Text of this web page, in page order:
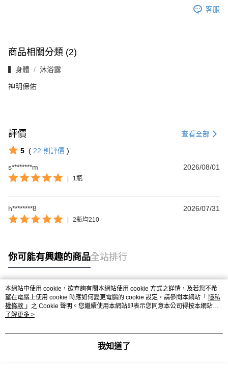
客服
商品相關分類 (2)
▍身體 沐浴露
神明保佑
評價 查看全部
5 ( 22 則評價 )
s********m
2026/08/01
1瓶
h********8 2026/07/31
2瓶均210
你可能有興趣的商品全站排行
熱門標籤
本網站中使用 cookie，欲查詢有關本網站使用 cookie 方式之詳情，及若您不希
望在電腦上使用 cookie 時應如何變更電腦的 cookie 設定，請參閱本網站「 隱私
權條款 」之 Cookie 聲明。您繼續使用本網站即表示您同意本公司得按本網站使
用條款之 Cookie 聲明使用 cookie。
了解更多 >
我知道了